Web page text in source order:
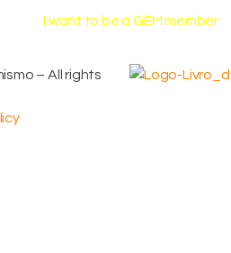
I want to be a GEM member
– All rights